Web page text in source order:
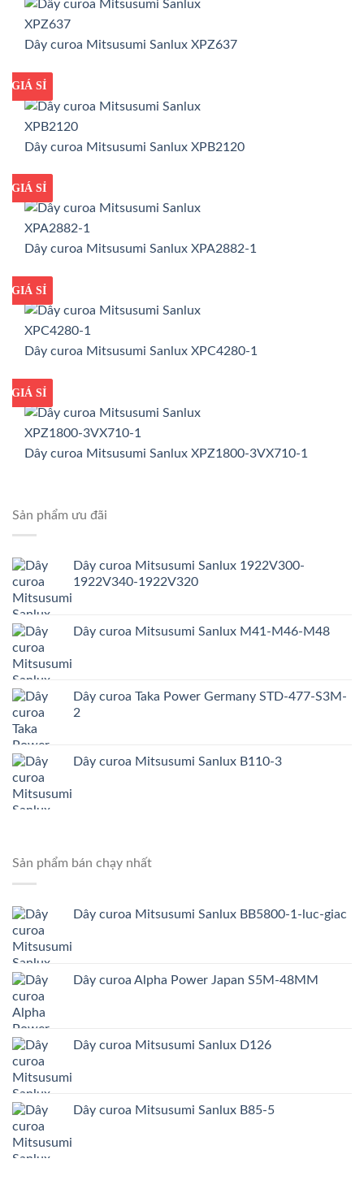
Dây curoa Mitsusumi Sanlux XPZ637
GIÁ TỐT
GIÁ SỈ
Dây curoa Mitsusumi Sanlux XPB2120
GIÁ TỐT
GIÁ SỈ
Dây curoa Mitsusumi Sanlux XPA2882-1
GIÁ TỐT
GIÁ SỈ
Dây curoa Mitsusumi Sanlux XPC4280-1
GIÁ TỐT
GIÁ SỈ
Dây curoa Mitsusumi Sanlux XPZ1800-3VX710-1
Sản phẩm ưu đãi
Dây curoa Mitsusumi Sanlux 1922V300-
1922V340-1922V320
Dây curoa Mitsusumi Sanlux M41-M46-M48
Dây curoa Taka Power Germany STD-477-S3M-
2
Dây curoa Mitsusumi Sanlux B110-3
Sản phẩm bán chạy nhất
Dây curoa Mitsusumi Sanlux BB5800-1-luc-giac
Dây curoa Alpha Power Japan S5M-48MM
Dây curoa Mitsusumi Sanlux D126
Dây curoa Mitsusumi Sanlux B85-5